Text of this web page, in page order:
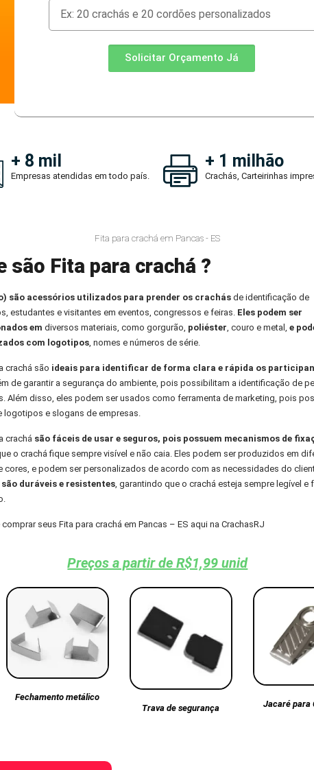
Solicitar Orçamento Já
+ 8 mil
Empresas atendidas em todo país.
+ 1 milhão
Crachás, Carteirinhas
Fita para crachá em Pancas - ES
são Fita para crachá ?
são acessórios utilizados para prender os crachásde identificação de
estudantes e visitantes em eventos, congressos e feiras. Eles podem ser
em diversos materiais, como gorgurão, poliéster, couro e metal, e
com logotipos, nomes e números de série.
crachá são ideais para identificar de forma clara e rápida os
de garantir a segurança do ambiente, pois possibilitam a identificação de
Além disso, eles podem ser usados como ferramenta de marketing, pois
logotipos e slogans de empresas.
crachá são fáceis de usar e seguros, pois possuem mecanismos de
o crachá fique sempre visível e não caia. Eles podem ser produzidos em
cores, e podem ser personalizados de acordo com as necessidades do
são duráveis e resistentes, garantindo que o crachá esteja sempre legível e
seus Fita para crachá em Pancas – ES aqui na CrachasRJ
Preços a partir de R$1,99 unid
Fechamento metálico
Trava de segurança
Jacaré para